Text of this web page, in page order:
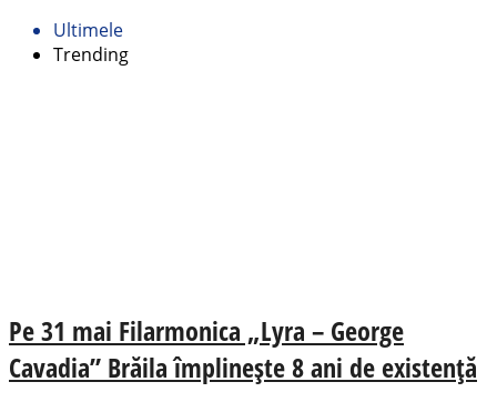
Ultimele
Trending
Pe 31 mai Filarmonica „Lyra – George
Cavadia” Brăila împlinește 8 ani de existență